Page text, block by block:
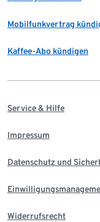
Mobilfunkvertrag
Kaffee-Abo kündigen
Service & Hilfe
Impressum
Datenschutz und
Widerrufsrecht